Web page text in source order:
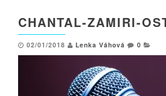
CHANTAL-ZAMIRI-
02/01/2018 Lenka Váhová 0